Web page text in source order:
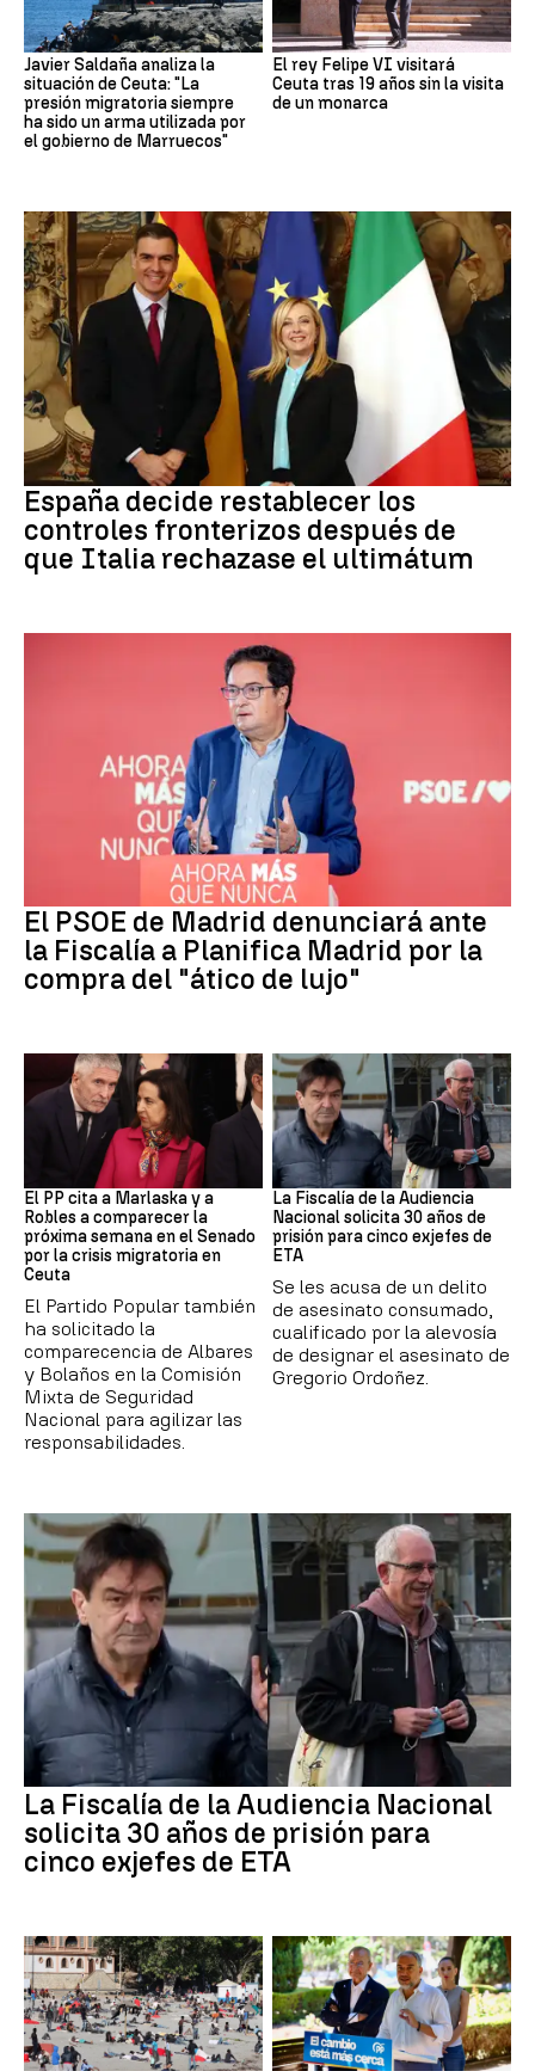
Javier Saldaña analiza la
situación de Ceuta: "La
presión migratoria siempre
ha sido un arma utilizada por
el gobierno de Marruecos"
El rey Felipe VI visitará
Ceuta tras 19 años sin la visita
de un monarca
CRISIS MIGRATORIA
España decide restablecer los
controles fronterizos después de
que Italia rechazase el ultimátum
El PSOE de Madrid denunciará ante
la Fiscalía a Planifica Madrid por la
compra del "ático de lujo"
Crisis Migratoria
El PP cita a Marlaska y a
Robles a comparecer la
próxima semana en el Senado
por la crisis migratoria en
Ceuta
El Partido Popular también
ha solicitado la
comparecencia de Albares
y Bolaños en la Comisión
Mixta de Seguridad
Nacional para agilizar las
responsabilidades.
ETA
La Fiscalía de la Audiencia
Nacional solicita 30 años de
prisión para cinco exjefes de
ETA
Se les acusa de un delito
de asesinato consumado,
cualificado por la alevosía
de designar el asesinato de
Gregorio Ordoñez.
La Fiscalía de la Audiencia Nacional
solicita 30 años de prisión para
cinco exjefes de ETA